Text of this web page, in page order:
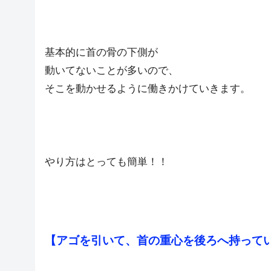
基本的に首の骨の下側が
動いてないことが多いので、
そこを動かせるように働きかけていきます。
やり方はとっても簡単！！
【アゴを引いて、首の重心を後ろへ持って